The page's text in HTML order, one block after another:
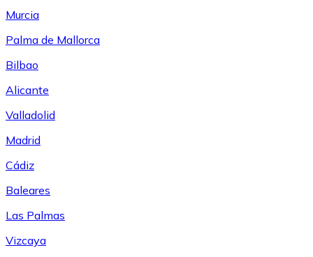
Murcia
Palma de Mallorca
Bilbao
Alicante
Valladolid
Madrid
Cádiz
Baleares
Las Palmas
Vizcaya